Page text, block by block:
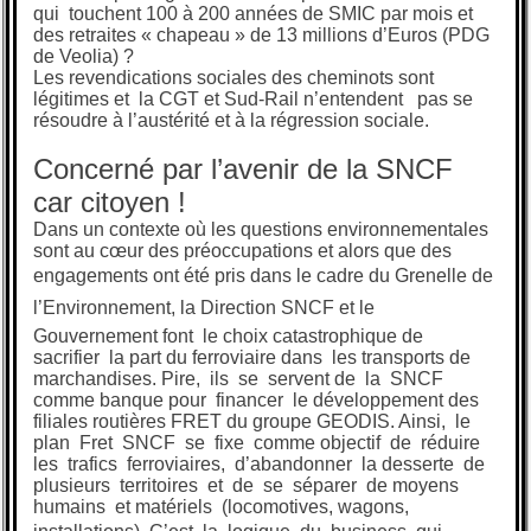
qui touchent 100 à 200 années de SMIC par mois et
des retraites « chapeau » de 13 millions d’Euros (PDG
de Veolia) ?
Les revendications sociales des cheminots sont
légitimes et la CGT et Sud-Rail n’entendent pas se
résoudre à l’austérité et à la régression sociale.
Concerné par l’avenir de la SNCF
car citoyen !
Dans un contexte où les questions environnementales
sont au cœur des préoccupations et alors que des
engagements ont été pris dans le cadre du Grenelle de
l’Environnement, la Direction SNCF et le
Gouvernement font le choix catastrophique de
sacrifier la part du ferroviaire dans les transports de
marchandises. Pire, ils se servent de la SNCF
comme banque pour financer le développement des
filiales routières FRET du groupe GEODIS. Ainsi, le
plan Fret SNCF se fixe comme objectif de réduire
les trafics ferroviaires, d’abandonner la desserte de
plusieurs territoires et de se séparer de moyens
humains et matériels (locomotives, wagons,